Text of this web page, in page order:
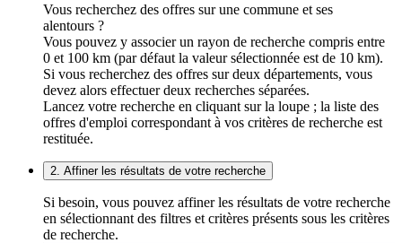
Vous recherchez des offres sur une commune et ses
alentours ?
Vous pouvez y associer un rayon de recherche compris entre
0 et 100 km (par défaut la valeur sélectionnée est de 10 km).
Si vous recherchez des offres sur deux départements, vous
devez alors effectuer deux recherches séparées.
Lancez votre recherche en cliquant sur la loupe ; la liste des
offres d'emploi correspondant à vos critères de recherche est
restituée.
2. Affiner les résultats de votre recherche
Si besoin, vous pouvez affiner les résultats de votre recherche
en sélectionnant des filtres et critères présents sous les critères
de recherche.